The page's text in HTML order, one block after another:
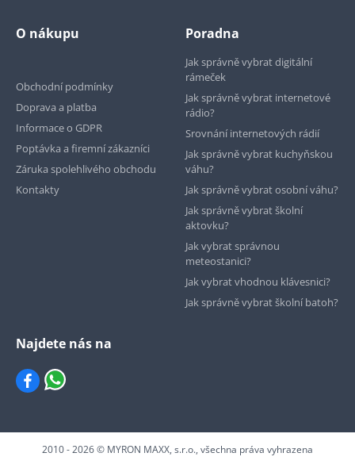
O nákupu
Obchodní podmínky
Doprava a platba
Informace o GDPR
Poptávka a firemní zákazníci
Záruka spolehlivého obchodu
Kontakty
Poradna
Jak správně vybrat digitální
rámeček
Jak správně vybrat internetové
rádio?
Srovnání internetových rádií
Jak správně vybrat kuchyňskou
váhu?
Jak správně vybrat osobní váhu?
Jak správně vybrat školní
aktovku?
Jak vybrat správnou
meteostanici?
Jak vybrat vhodnou klávesnici?
Jak správně vybrat školní batoh?
Najdete nás na
2010 - 2026 © MYRON MAXX, s.r.o., všechna práva vyhrazena